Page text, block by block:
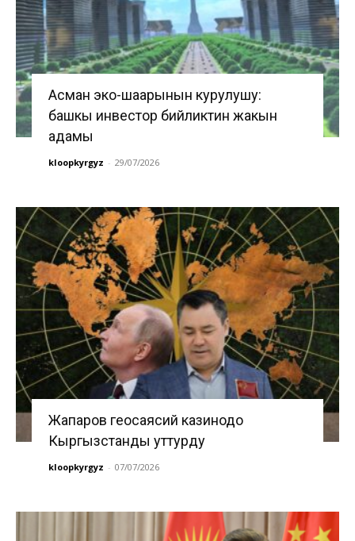
Асман эко-шаарынын курулушу:
башкы инвестор бийликтин жакын
адамы
kloopkyrgyz - 29/07/2026
Жапаров геосаясий казинодо
Кыргызстанды уттурду
kloopkyrgyz - 07/07/2026